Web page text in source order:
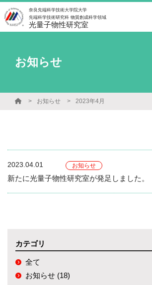
奈良先端科学技術大学院大学
先端科学技術研究科 物質創成科学領域
光量子物性研究室
お知らせ
お知らせ 2023年4月
2023.04.01 お知らせ
新たに光量子物性研究室が発足しました。
カテゴリ
全て
お知らせ (18)